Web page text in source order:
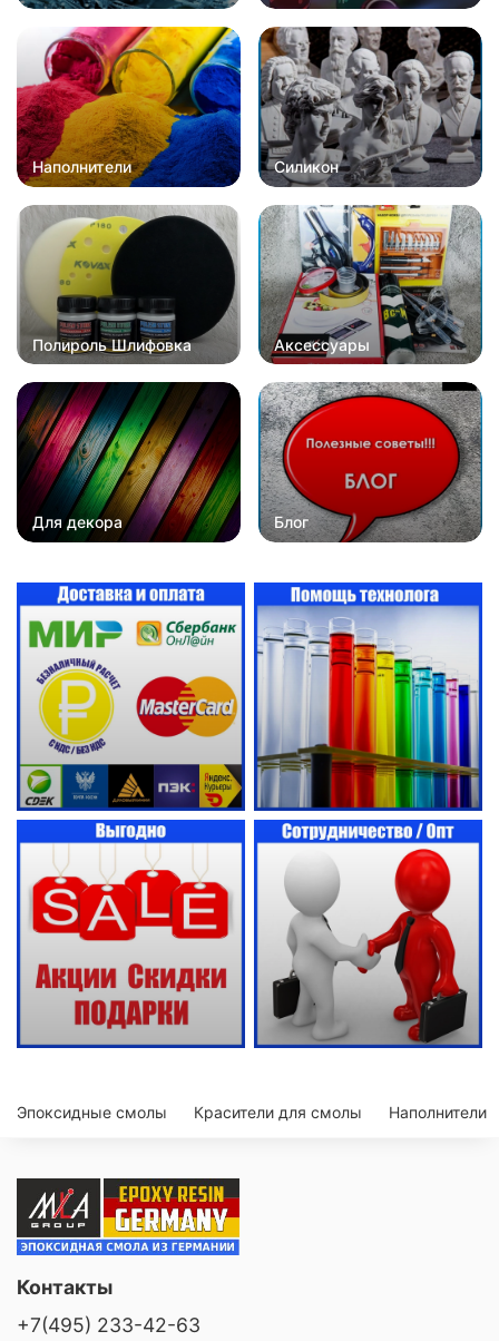
Наполнители Силикон
Полироль Шлифовка Аксессуары
Для декора Блог
Эпоксидные смолы Красители для смолы Наполнители
Контакты
+7(495) 233-42-63